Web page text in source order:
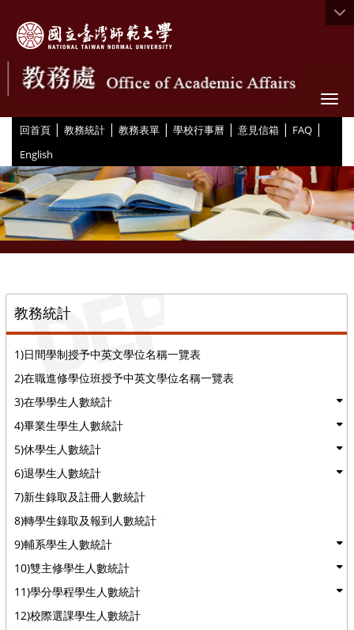
回首頁 | 教務統計 | 教務表單 | 學校行事曆 | 意見信箱 | FAQ |
English
教務統計
1)日間學制授予中英文學位名稱一覽表
2)在職進修學位班授予中英文學位名稱一覽表
3)在學學生人數統計
4)畢業生學生人數統計
5)休學生人數統計
6)退學生人數統計
7)新生錄取及註冊人數統計
8)轉學生錄取及報到人數統計
9)輔系學生人數統計
10)雙主修學生人數統計
11)學分學程學生人數統計
12)校際選課學生人數統計